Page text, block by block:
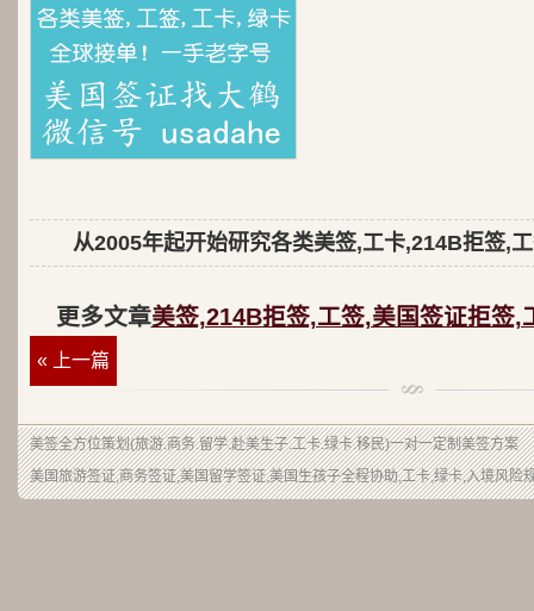
从2005年起开始研究各类美签,工卡,214B拒签,
更多文章美签,214B拒签,工签,美国签证拒签,
« 上一篇
美签全方位策划(旅游.商务.留学.赴美生子.工卡.绿卡.移民)一对一定制美签方案
美国旅游签证,商务签证,美国留学签证,美国生孩子全程协助,工卡,绿卡,入境风险